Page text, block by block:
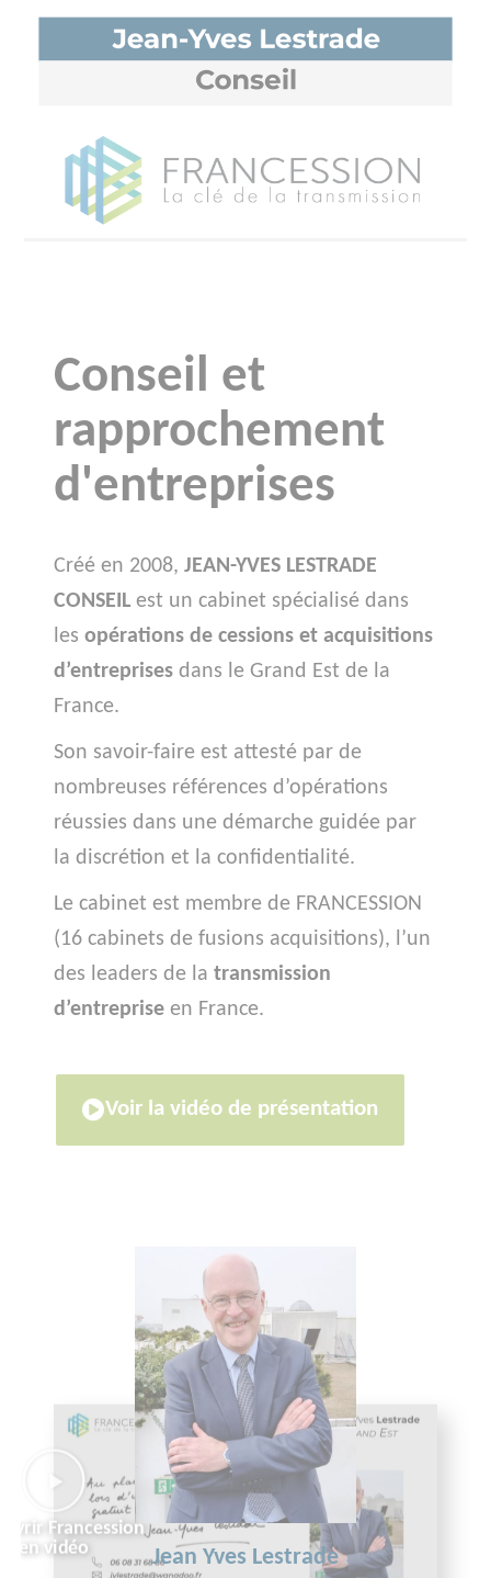
Conseil et
rapprochement
d'entreprises
Créé en 2008, JEAN-YVES LESTRADE
CONSEILest un cabinet spécialisé dans
les opérations de cessions et acquisitions
d’entreprises dans le Grand Est de la
France.
Son savoir-faire est attesté par de
nombreuses références d’opérations
réussies dans une démarche guidée par
la discrétion et la confidentialité.
Le cabinet est membre de FRANCESSION
(16 cabinets de fusions acquisitions), l’un
des leaders de la transmission
d’entrepriseen France.
Voir la vidéo de présentation
Jean Yves Lestrade